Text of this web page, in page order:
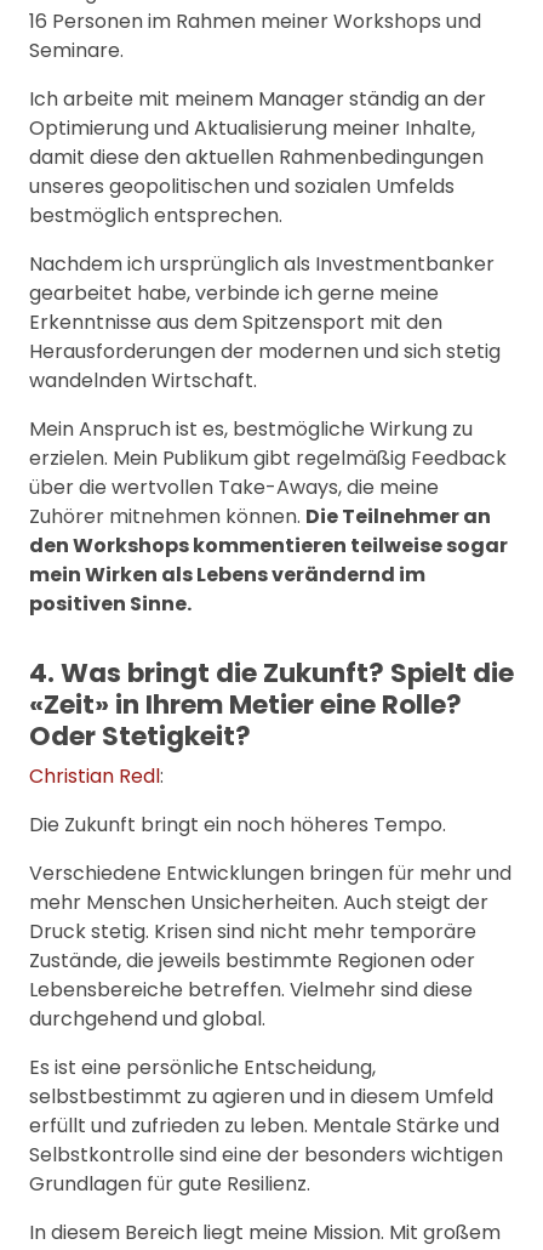
16 Personen im Rahmen meiner Workshops und
Seminare.
Ich arbeite mit meinem Manager ständig an der
Optimierung und Aktualisierung meiner Inhalte,
damit diese den aktuellen Rahmenbedingungen
unseres geopolitischen und sozialen Umfelds
bestmöglich entsprechen.
Nachdem ich ursprünglich als Investmentbanker
gearbeitet habe, verbinde ich gerne meine
Erkenntnisse aus dem Spitzensport mit den
Herausforderungen der modernen und sich stetig
wandelnden Wirtschaft.
Mein Anspruch ist es, bestmögliche Wirkung zu
erzielen. Mein Publikum gibt regelmäßig Feedback
über die wertvollen Take-Aways, die meine
Zuhörer mitnehmen können. Die Teilnehmer an
den Workshops kommentieren teilweise sogar
mein Wirken als Lebens verändernd im
positiven Sinne.
4. Was bringt die Zukunft? Spielt die
«Zeit» in Ihrem Metier eine Rolle?
Oder Stetigkeit?
Christian Redl:
Die Zukunft bringt ein noch höheres Tempo.
Verschiedene Entwicklungen bringen für mehr und
mehr Menschen Unsicherheiten. Auch steigt der
Druck stetig. Krisen sind nicht mehr temporäre
Zustände, die jeweils bestimmte Regionen oder
Lebensbereiche betreffen. Vielmehr sind diese
durchgehend und global.
Es ist eine persönliche Entscheidung,
selbstbestimmt zu agieren und in diesem Umfeld
erfüllt und zufrieden zu leben. Mentale Stärke und
Selbstkontrolle sind eine der besonders wichtigen
Grundlagen für gute Resilienz.
In diesem Bereich liegt meine Mission. Mit großem